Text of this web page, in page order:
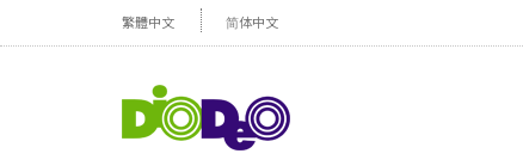
繁體中文 简体中文